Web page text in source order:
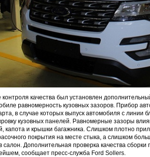
контроля качества был установлен
равномерность кузовных зазоров. Прибор
в случае которых выпуск автомобиля с линии
кузовных панелей. Равномерные зазоры
капота и крышки багажника. Слишком плотно
покрытия на месте стыка, а слишком
салон. Дополнительная проверка качества
сообщает пресс-служба Ford Sollers.